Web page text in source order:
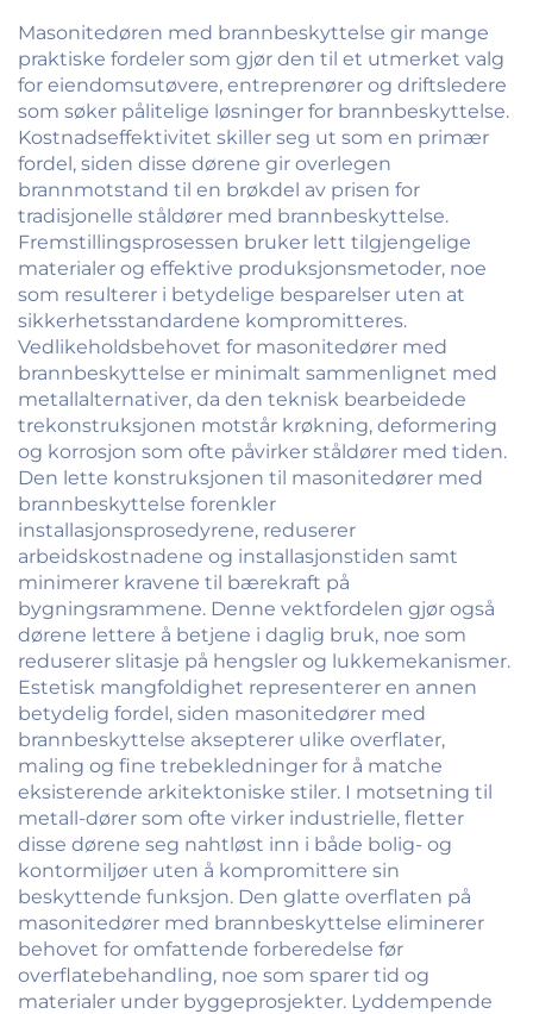
utvendig glass
glidedør til balkong og
utendørs
industrielt bruk
Masonitedøren med brannbeskyttelse gir mange
praktiske fordeler som gjør den til et utmerket valg
for eiendomsutøvere, entreprenører og driftsledere
som søker pålitelige løsninger for brannbeskyttelse.
Kostnadseffektivitet skiller seg ut som en primær
fordel, siden disse dørene gir overlegen
brannmotstand til en brøkdel av prisen for
tradisjonelle ståldører med brannbeskyttelse.
Fremstillingsprosessen bruker lett tilgjengelige
materialer og effektive produksjonsmetoder, noe
som resulterer i betydelige besparelser uten at
sikkerhetsstandardene kompromitteres.
Vedlikeholdsbehovet for masonitedører med
brannbeskyttelse er minimalt sammenlignet med
metallalternativer, da den teknisk bearbeidede
trekonstruksjonen motstår krøkning, deformering
og korrosjon som ofte påvirker ståldører med tiden.
Den lette konstruksjonen til masonitedører med
brannbeskyttelse forenkler
installasjonsprosedyrene, reduserer
arbeidskostnadene og installasjonstiden samt
minimerer kravene til bærekraft på
bygningsrammene. Denne vektfordelen gjør også
dørene lettere å betjene i daglig bruk, noe som
reduserer slitasje på hengsler og lukkemekanismer.
Estetisk mangfoldighet representerer en annen
betydelig fordel, siden masonitedører med
brannbeskyttelse aksepterer ulike overflater,
maling og fine trebekledninger for å matche
eksisterende arkitektoniske stiler. I motsetning til
metall-dører som ofte virker industrielle, fletter
disse dørene seg nahtløst inn i både bolig- og
kontormiljøer uten å kompromittere sin
beskyttende funksjon. Den glatte overflaten på
masonitedører med brannbeskyttelse eliminerer
behovet for omfattende forberedelse før
overflatebehandling, noe som sparer tid og
materialer under byggeprosjekter. Lyddempende